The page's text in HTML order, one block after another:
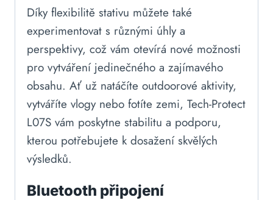
Díky flexibilitě stativu můžete také
experimentovat s různými úhly a
perspektivy, což vám otevírá nové možnosti
pro vytváření jedinečného a zajímavého
obsahu. Ať už natáčíte outdoorové aktivity,
vytváříte vlogy nebo fotíte zemi, Tech-Protect
L07S vám poskytne stabilitu a podporu,
kterou potřebujete k dosažení skvělých
výsledků.
Bluetooth připojení